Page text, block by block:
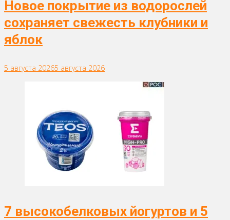
Новое покрытие из водорослей
сохраняет свежесть клубники и
яблок
5 августа 20265 августа 2026
7 высокобелковых йогуртов и 5